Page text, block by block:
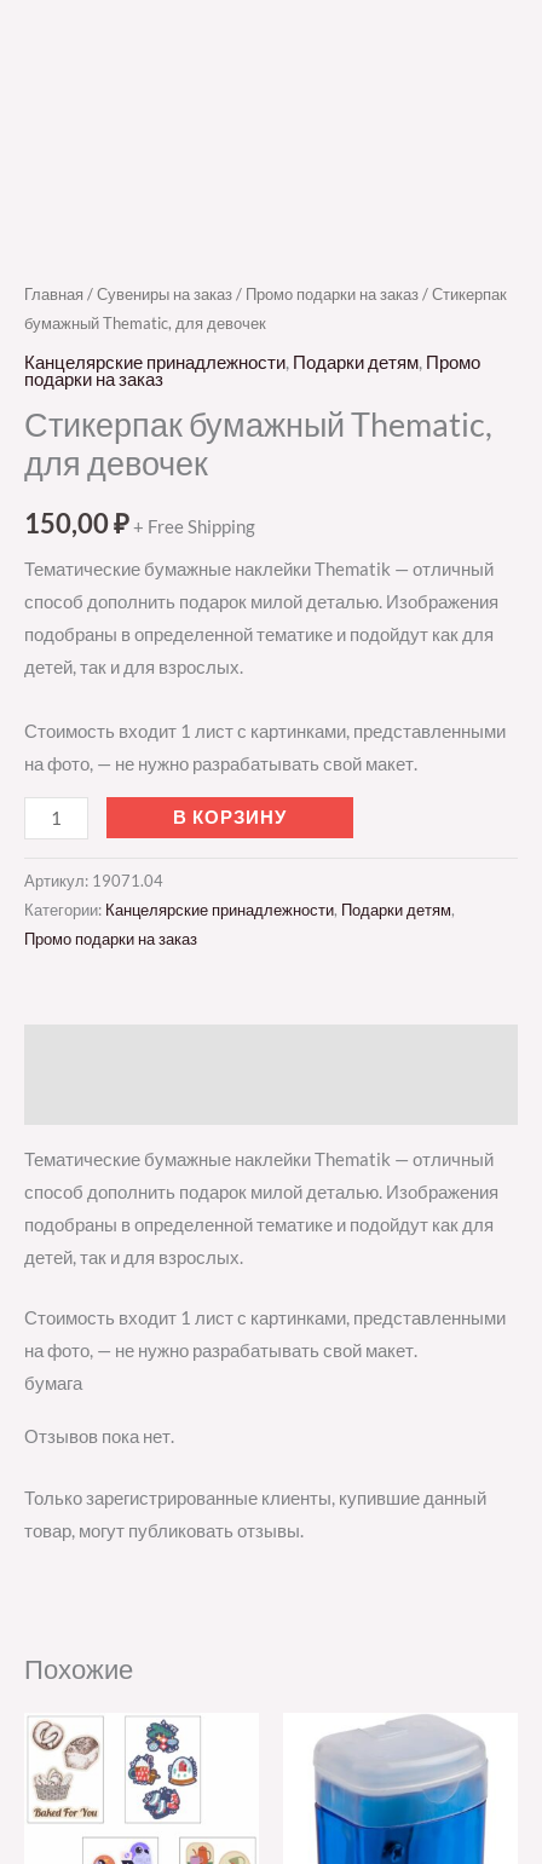
Главная /Сувениры на заказ/ Промо подарки на заказ/ Стикерпак
бумажный Thematic, для девочек
Канцелярские принадлежности, Подарки детям, Промо
подарки на заказ
Стикерпак бумажный Thematic,
для девочек
150,00₽+ Free Shipping
Тематические бумажные наклейки Thematik — отличный
способ дополнить подарок милой деталью. Изображения
подобраны в определенной тематике и подойдут как для
детей, так и для взрослых.
Стоимость входит 1 лист с картинками, представленными
на фото, — не нужно разрабатывать свой макет.
В КОРЗИНУ
Артикул: 19071.04
Категории: Канцелярские принадлежности, Подарки детям,
Промо подарки на заказ
Тематические бумажные наклейки Thematik — отличный
способ дополнить подарок милой деталью. Изображения
подобраны в определенной тематике и подойдут как для
детей, так и для взрослых.
Стоимость входит 1 лист с картинками, представленными
на фото, — не нужно разрабатывать свой макет.
бумага
Отзывов пока нет.
Только зарегистрированные клиенты, купившие данный
товар, могут публиковать отзывы.
Похожие